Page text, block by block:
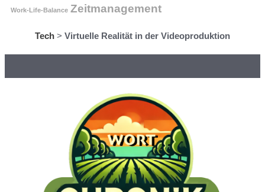
Work-Life-Balance Zeitmanagement
Tech > Virtuelle Realität in der Videoproduktion